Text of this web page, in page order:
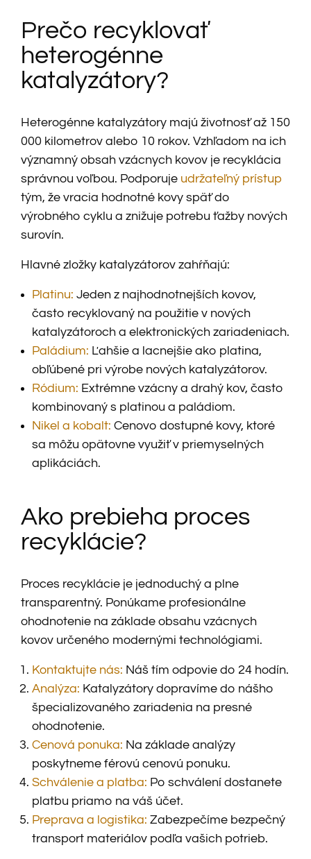
Prečo recyklovať
heterogénne
katalyzátory?
Heterogénne katalyzátory majú životnosť až 150
000 kilometrov alebo 10 rokov. Vzhľadom na ich
významný obsah vzácnych kovov je recyklácia
správnou voľbou. Podporuje udržateľný prístup
tým, že vracia hodnotné kovy späť do
výrobného cyklu a znižuje potrebu ťažby nových
surovín.
Hlavné zložky katalyzátorov zahŕňajú:
Platinu: Jeden z najhodnotnejších kovov,
často recyklovaný na použitie v nových
katalyzátoroch a elektronických zariadeniach.
Paládium: Ľahšie a lacnejšie ako platina,
obľúbené pri výrobe nových katalyzátorov.
Ródium: Extrémne vzácny a drahý kov, často
kombinovaný s platinou a paládiom.
Nikel a kobalt: Cenovo dostupné kovy, ktoré
sa môžu opätovne využiť v priemyselných
aplikáciách.
Ako prebieha proces
recyklácie?
Proces recyklácie je jednoduchý a plne
transparentný. Ponúkame profesionálne
ohodnotenie na základe obsahu vzácnych
kovov určeného modernými technológiami.
Kontaktujte nás: Náš tím odpovie do 24 hodín.
Analýza: Katalyzátory dopravíme do nášho
špecializovaného zariadenia na presné
ohodnotenie.
Cenová ponuka: Na základe analýzy
poskytneme férovú cenovú ponuku.
Schválenie a platba: Po schválení dostanete
platbu priamo na váš účet.
Preprava a logistika: Zabezpečíme bezpečný
transport materiálov podľa vašich potrieb.